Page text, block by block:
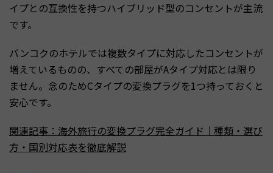
イプとの互換性を持つハイブリッド型のコンセントが主流
です。
バンコクのホテルでは複数タイプに対応したコンセントが
増えているものの、すべての部屋がAタイプ対応とは限り
ません。念のためCタイプの変換プラグを1つ持っておくと
安心です。
関連記事：海外旅行の変換プラグ完全ガイド｜種類・選び
方・国別対応表を徹底解説